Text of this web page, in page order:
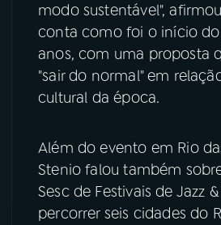
TikTok
modo sustentável",
conta como foi o início
anos, com uma proposta
"sair do normal" em
cultural da época.
Além do evento em Rio
Stenio falou também
Sesc de Festivais de Jazz
percorrer seis cidades do